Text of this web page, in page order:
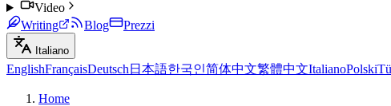
Video
Writing
Blog Prezzi
Italiano
EnglishFrançaisDeutsch 日本語한국인简体中文繁體中文ItalianoPolski
Home